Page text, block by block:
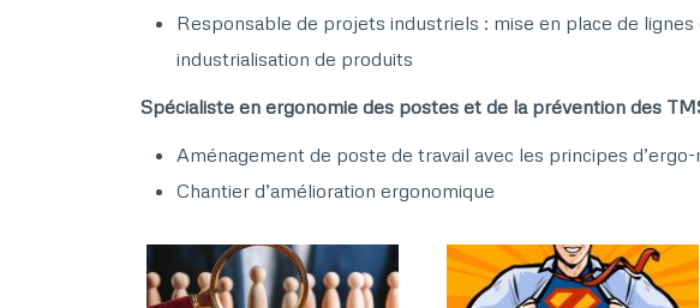
Responsable de projets industriels : mise en place de
industrialisation de produits​ ​
Spécialiste en ergonomie des postes et de la prévention des
Aménagement de poste de travail avec les principes
Chantier d’amélioration ergonomique